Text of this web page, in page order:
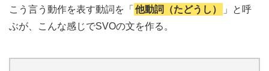
こう言う動作を表す動詞を「 他動詞（たどうし）
」と呼
ぶが、こんな感じでSVOの文を作る。